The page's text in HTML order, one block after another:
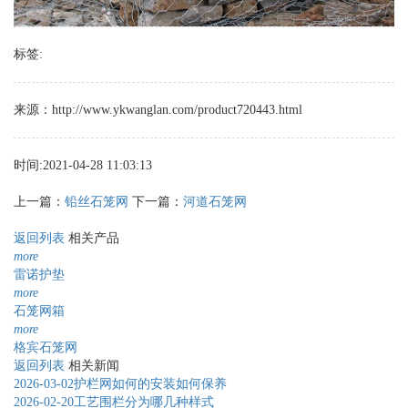
标签:
来源：http://www.ykwanglan.com/product720443.html
时间:2021-04-28 11:03:13
上一篇： 铅丝石笼网 下一篇： 河道石笼网
返回列表 相关产品
more
雷诺护垫
more
石笼网箱
more
格宾石笼网
返回列表 相关新闻
2026-03-02护栏网如何的安装如何保养
2026-02-20工艺围栏分为哪几种样式